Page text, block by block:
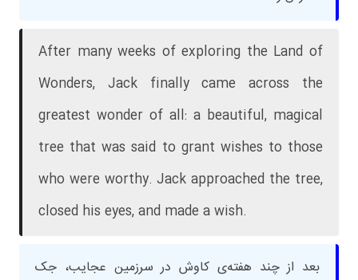
After many weeks of exploring the Land of
Wonders, Jack finally came across the
greatest wonder of all: a beautiful, magical
tree that was said to grant wishes to those
who were worthy. Jack approached the tree,
closed his eyes, and made a wish.
بعد از چند هفته‌ی کاوش در سرزمین عجایب، جک